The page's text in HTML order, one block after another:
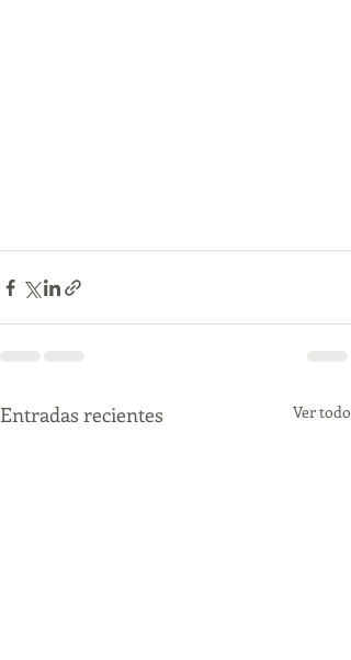
Entradas recientes Ver todo